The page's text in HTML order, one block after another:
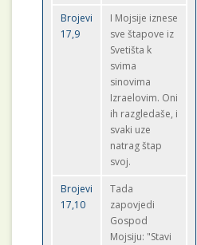
Brojevi
17,9
I Mojsije iznese
sve štapove iz
Svetišta k
svima
sinovima
Izraelovim. Oni
ih razgledaše, i
svaki uze
natrag štap
svoj.
Brojevi
17,10
Tada
zapovjedi
Gospod
Mojsiju: "Stavi